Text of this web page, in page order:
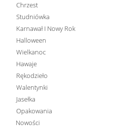
Chrzest
Studniówka
Karnawał I Nowy Rok
Halloween
Wielkanoc
Hawaje
Rękodzieło
Walentynki
Jasełka
Opakowania
Nowości